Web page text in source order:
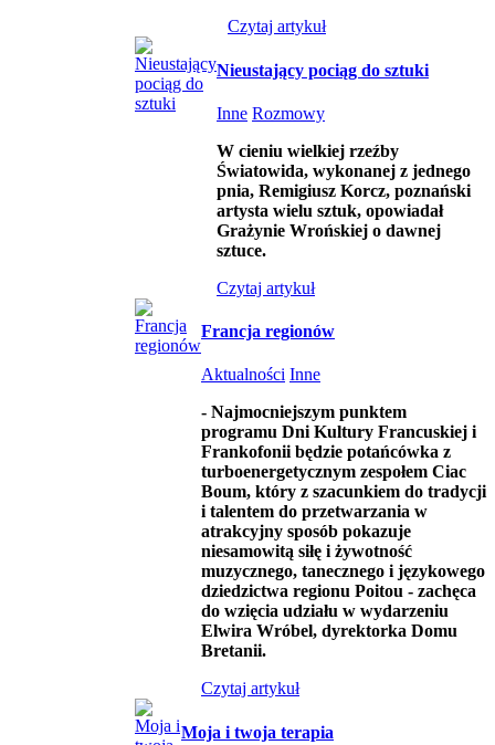
Czytaj artykuł
Nieustający pociąg do sztuki
Inne Rozmowy
W cieniu wielkiej rzeźby
Światowida, wykonanej z jednego
pnia, Remigiusz Korcz, poznański
artysta wielu sztuk, opowiadał
Grażynie Wrońskiej o dawnej
sztuce.
Czytaj artykuł
Francja regionów
Aktualności Inne
- Najmocniejszym punktem
programu Dni Kultury Francuskiej i
Frankofonii będzie potańcówka z
turboenergetycznym zespołem Ciac
Boum, który z szacunkiem do tradycji
i talentem do przetwarzania w
atrakcyjny sposób pokazuje
niesamowitą siłę i żywotność
muzycznego, tanecznego i językowego
dziedzictwa regionu Poitou - zachęca
do wzięcia udziału w wydarzeniu
Elwira Wróbel, dyrektorka Domu
Bretanii.
Czytaj artykuł
Moja i twoja terapia